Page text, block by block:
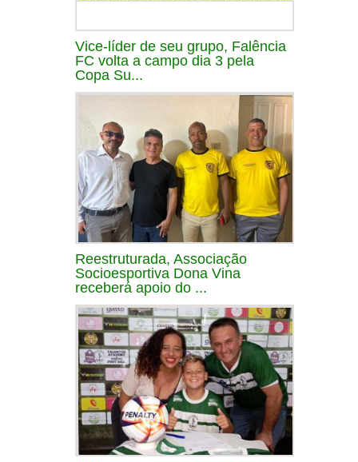
Vice-líder de seu grupo, Falência
FC volta a campo dia 3 pela
Copa Su...
Reestruturada, Associação
Socioesportiva Dona Vina
receberá apoio do ...